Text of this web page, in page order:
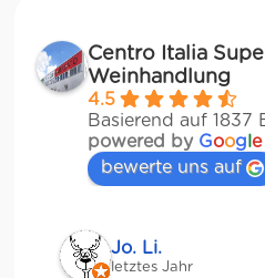
Centro Italia
Weinhandlung
4.5
Basierend auf 1837
powered by Google
bewerte uns auf
Jo. Li.
letztes Jahr